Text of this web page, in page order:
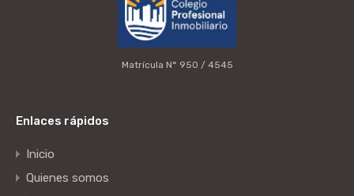
Matrícula N° 950 / 4545
Enlaces rápidos
Inicio
Quienes somos